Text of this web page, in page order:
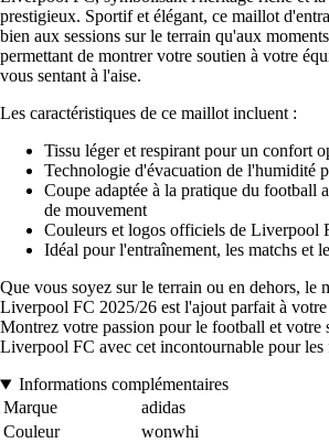
prestigieux. Sportif et élégant, ce maillot
bien aux sessions sur le terrain qu'aux
permettant de montrer votre soutien à votre
vous sentant à l'aise.
Les caractéristiques de ce maillot incluent :
Tissu léger et respirant pour un confort
Technologie d'évacuation de l'humidité
Coupe adaptée à la pratique du football
de mouvement
Couleurs et logos officiels de Liverpool
Idéal pour l'entraînement, les matchs et
Que vous soyez sur le terrain ou en dehors, le
Liverpool FC 2025/26 est l'ajout parfait à
Montrez votre passion pour le football et votre
Liverpool FC avec cet incontournable pour les
Informations complémentaires
Marque
adidas
Couleur
wonwhi